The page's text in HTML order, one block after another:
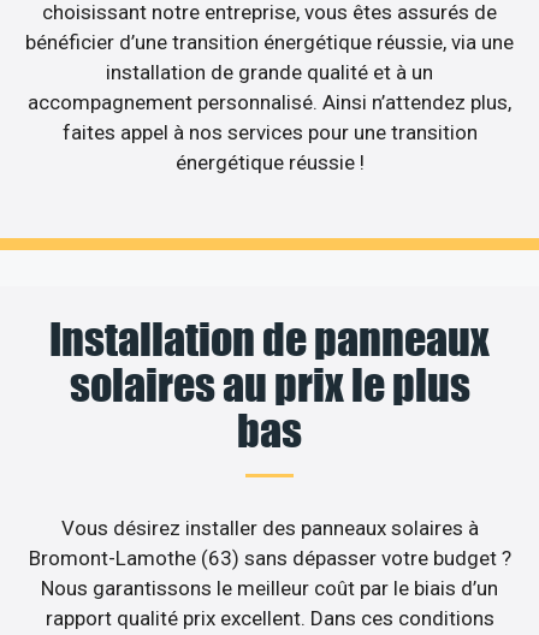
choisissant notre entreprise, vous êtes assurés de
bénéficier d’une transition énergétique réussie, via une
installation de grande qualité et à un
accompagnement personnalisé. Ainsi n’attendez plus,
faites appel à nos services pour une transition
énergétique réussie !
Installation de panneaux
solaires au prix le plus
bas
Vous désirez installer des panneaux solaires à
Bromont-Lamothe (63) sans dépasser votre budget ?
Nous garantissons le meilleur coût par le biais d’un
rapport qualité prix excellent. Dans ces conditions